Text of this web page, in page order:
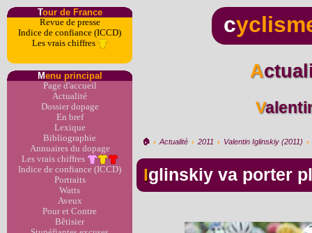
Tour de France
Revue de presse
Indice de confiance (ICCD)
Les vrais chiffres
Menu principal
Page d'accueil
Actualité
Dossier dopage
En bref
Lexique
Bibliographie
Annuaires du dopage
Les vrais chiffres
Indice de confiance (ICCD)
Portraits
Watts
Aveux
Pour et Contre
Bêtisier
c
🏠︎ › Actualité › 2011 › Valentin Iglinskiy (2011) ›
Iglinskiy va porter